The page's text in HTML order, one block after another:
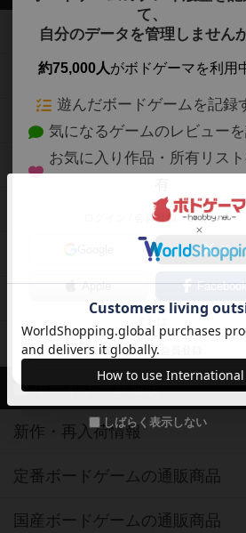
て、
自分のデータを管理しません
約75,000人がボドゲーマを利用
遊んだボードゲームを記録
気になるゲームのレビュー
お気に入り作品・所有リス
ログイン / 会員登録（10秒）
X
Apple
メールで会員登録
しばらく表示しない
ボードゲームを検索する
ボードゲームの新着レビュー
ボードゲーム会情報
メカニクス特集
掲示板・トピックス
ボドとも・会員一覧
ボードゲーム業界コラム
ボドゲーマご利用案内
ボードゲーム通販
新作・再入荷情報
定番ボードゲームの通販商品
国産ボードゲームの通販商品